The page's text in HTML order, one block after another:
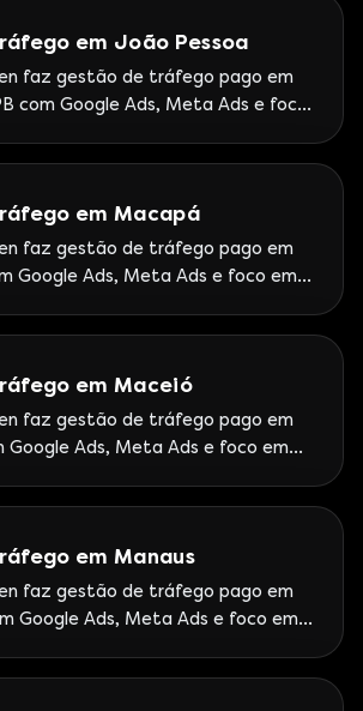
em João Pessoa
faz gestão de tráfego pago em
com Google Ads, Meta Ads e foco
em Macapá
faz gestão de tráfego pago em
Google Ads, Meta Ads e foco em
Partner Premier.
em Maceió
faz gestão de tráfego pago em
Google Ads, Meta Ads e foco em
em Manaus
faz gestão de tráfego pago em
Google Ads, Meta Ads e foco em
Premier.